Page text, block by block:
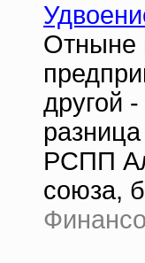
Отныне
другой
РСПП
союза,